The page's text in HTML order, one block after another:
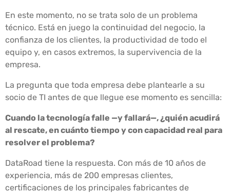
En este momento, no se trata solo de un problema
técnico. Está en juego la continuidad del negocio, la
confianza de los clientes, la productividad de todo el
equipo y, en casos extremos, la supervivencia de la
empresa.
La pregunta que toda empresa debe plantearle a su
socio de TI antes de que llegue ese momento es sencilla:
Cuando la tecnología falle —y fallará—, ¿quién acudirá
al rescate, en cuánto tiempo y con capacidad real para
resolver el problema?
DataRoad tiene la respuesta. Con más de 10 años de
experiencia, más de 200 empresas clientes,
certificaciones de los principales fabricantes de